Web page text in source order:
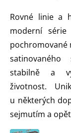
Rovné linie a
moderní série
pochromované
stabilně a
životnost.
u některých
sejmutím a